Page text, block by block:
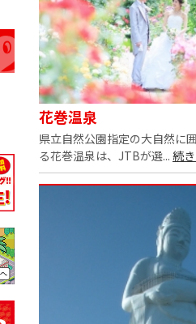
花巻温泉
県立自然公園指定の大自然に
る花巻温泉は、JTBが選... 続